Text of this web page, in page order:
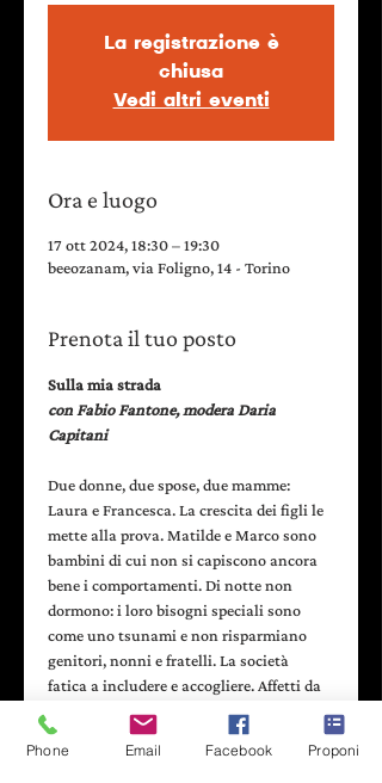
La registrazione è
chiusa
Vedi altri eventi
Ora e luogo
17 ott 2024, 18:30 – 19:30
beeozanam, via Foligno, 14 - Torino
Prenota il tuo posto
Sulla mia strada
con Fabio Fantone, modera Daria
Capitani
Due donne, due spose, due mamme:
Laura e Francesca. La crescita dei figli le
mette alla prova. Matilde e Marco sono
bambini di cui non si capiscono ancora
bene i comportamenti. Di notte non
dormono: i loro bisogni speciali sono
come uno tsunami e non risparmiano
genitori, nonni e fratelli. La società
fatica a includere e accogliere. Affetti da
una rara sindrome genetica non ancora
diagnosticata, vengono raccontati dalle
rispettive madri a un gruppetto di amici
Phone Email Facebook Proponi